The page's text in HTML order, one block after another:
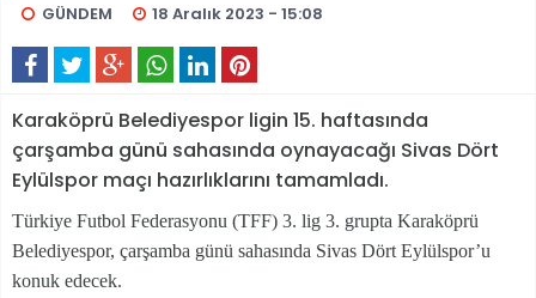
GÜNDEM 18 Aralık 2023 - 15:08
Karaköprü Belediyespor ligin 15. haftasında
çarşamba günü sahasında oynayacağı Sivas Dört
Eylülspor maçı hazırlıklarını tamamladı.
Türkiye Futbol Federasyonu (TFF) 3. lig 3. grupta Karaköprü
Belediyespor, çarşamba günü sahasında Sivas Dört Eylülspor’u
konuk edecek.